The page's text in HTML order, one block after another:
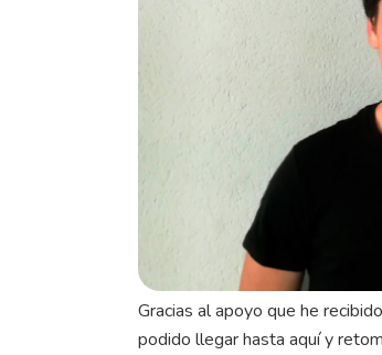
Gracias al apoyo que he
podido llegar hasta aquí y